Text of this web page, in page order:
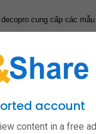
cung cấp các
đối tác nữ yêu
account
content in a free